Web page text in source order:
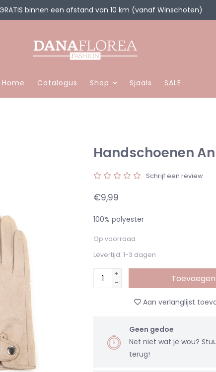
binnen een afstand van 10 km (vanaf Winschoten)
Home Catalogus Shop Sjaals SALE
Handschoenen
Schrijf een review
€9,99
100% polyester
Op voorraad
Levertijd: 1-3 dagen
+
-
Aan verlanglijst
Geen gedoe
Net niet wat je wou?
terug!